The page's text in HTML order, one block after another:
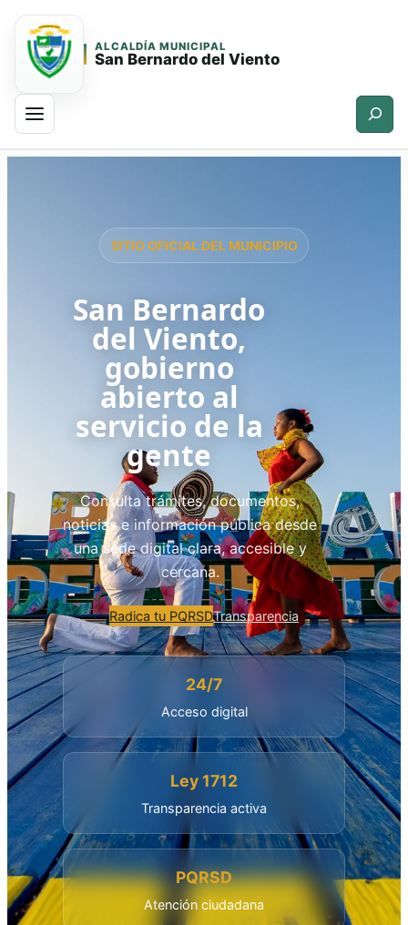
ALCALDÍA MUNICIPAL
San Bernardo del Viento
Buscar
SITIO OFICIAL DEL MUNICIPIO
San Bernardo
del Viento,
gobierno
abierto al
servicio de la
gente
Consulta trámites, documentos,
noticias e información pública desde
una sede digital clara, accesible y
cercana.
Radica tu PQRSDTransparencia
24/7
Acceso digital
Ley 1712
Transparencia activa
PQRSD
Atención ciudadana